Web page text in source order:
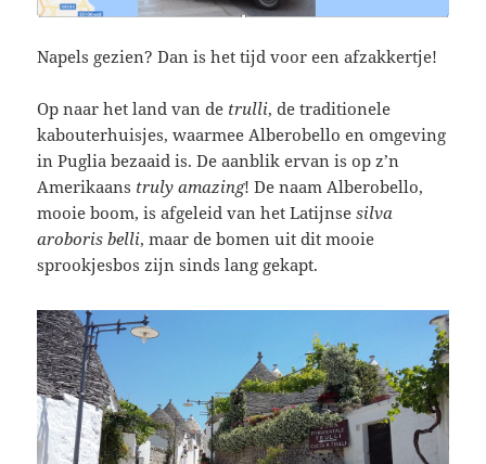
Napels gezien? Dan is het tijd voor een afzakkertje!
Op naar het land van de trulli, de traditionele
kabouterhuisjes, waarmee Alberobello en omgeving
in Puglia bezaaid is. De aanblik ervan is op z’n
Amerikaans truly amazing! De naam Alberobello,
mooie boom, is afgeleid van het Latijnsesilva
aroboris belli, maar de bomen uit dit mooie
sprookjesbos zijn sinds lang gekapt.